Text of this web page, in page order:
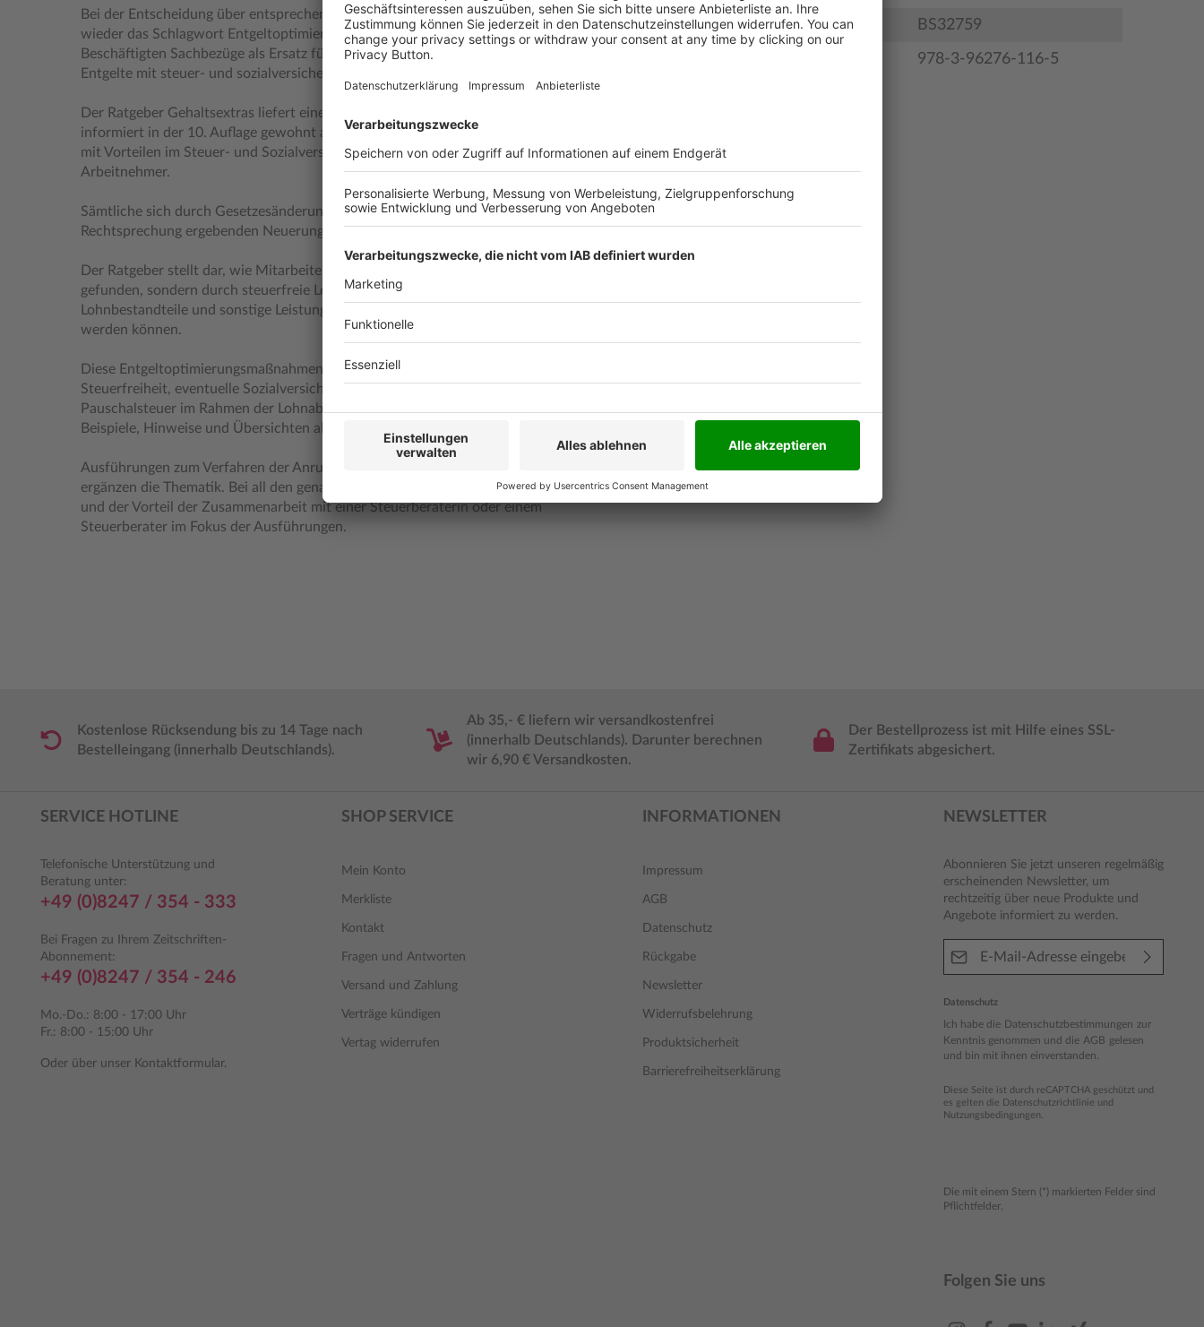
Bei der Entscheidung über entsprechende Gehaltszahlungen findet man immer
wieder das Schlagwort Entgeltoptimierung. Dabei werden den einzelnen
Beschäftigten Sachbezüge als Ersatz für bestehende oder zukünftig zu zahlende
Entgelte mit steuer- und sozialversicherungsrechtlichen Vorteilen zugesagt.
Der Ratgeber Gehaltsextras liefert eine Vielzahl von Anknüpfungspunkten und
informiert in der 10. Auflage gewohnt aktuell über die wichtigsten Sachbezüge
mit Vorteilen im Steuer- und Sozialversicherungsrecht für Arbeitgeber und
Arbeitnehmer.
Sämtliche sich durch Gesetzesänderungen, Verwaltungsanweisungen und
Rechtsprechung ergebenden Neuerungen wurden berücksichtigt.
Der Ratgeber stellt dar, wie Mitarbeiterinnen und Mitarbeiter nicht nur
gefunden, sondern durch steuerfreie Leistungen, pauschalbesteuerte
Lohnbestandteile und sonstige Leistungen an das Unternehmen auch gebunden
werden können.
Diese Entgeltoptimierungsmaßnahmen, deren Voraussetzungen für
Steuerfreiheit, eventuelle Sozialversicherungsfreiheit und die Ermittlung der
Pauschalsteuer im Rahmen der Lohnabrechnung werden mithilfe zahlreicher
Beispiele, Hinweise und Übersichten abgebildet.
Ausführungen zum Verfahren der Anrufungsauskunft, Abfindung und Pfändung
ergänzen die Thematik. Bei all den genannten Aspekten stehen stets der Nutzen
und der Vorteil der Zusammenarbeit mit einer Steuerberaterin oder einem
Steuerberater im Fokus der Ausführungen.
Bestell-Nr. BS32759
978-3-96276-116-5
Kostenlose Rücksendung bis zu 14 Tage nach
Bestelleingang (innerhalb Deutschlands).
Ab 35,- € liefern wir versandkostenfrei
(innerhalb Deutschlands). Darunter berechnen
wir 6,90 € Versandkosten.
Der Bestellprozess ist mit Hilfe eines SSL-
Zertifikats abgesichert.
SERVICE HOTLINE
Telefonische Unterstützung und
Beratung unter:
+49 (0)8247 / 354 - 333
Bei Fragen zu Ihrem Zeitschriften-
Abonnement:
+49 (0)8247 / 354 - 246
Mo.-Do.: 8:00 - 17:00 Uhr
Fr.: 8:00 - 15:00 Uhr
Oder über unser Kontaktformular.
SHOP SERVICE
Mein Konto
Merkliste
Kontakt
Fragen und Antworten
Versand und Zahlung
Verträge kündigen
Vertag widerrufen
INFORMATIONEN
Impressum
AGB
Datenschutz
Rückgabe
Newsletter
Widerrufsbelehrung
Produktsicherheit
Barrierefreiheitserklärung
NEWSLETTER
Abonnieren Sie jetzt unseren regelmäßig
erscheinenden Newsletter, um
rechtzeitig über neue Produkte und
Angebote informiert zu werden.
Datenschutz
Ich habe die Datenschutzbestimmungen zur
Kenntnis genommen und die AGB gelesen
und bin mit ihnen einverstanden.
Diese Seite ist durch reCAPTCHA geschützt und
es gelten die Datenschutzrichtlinie und
Nutzungsbedingungen
Die mit einem Stern (*) markierten Felder sind
Pflichtfelder.
Folgen Sie uns